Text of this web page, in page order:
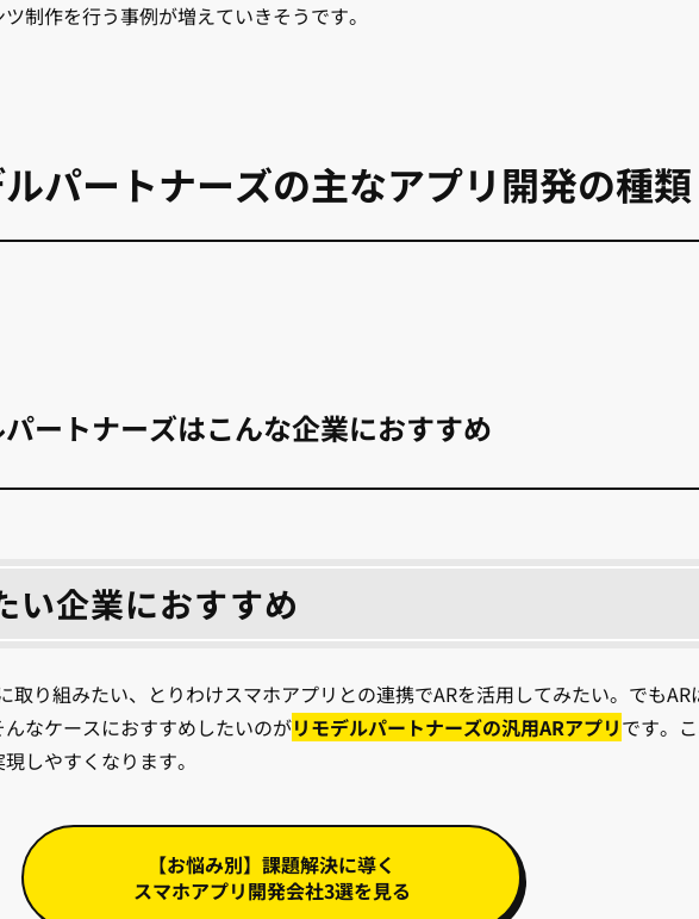
制作を行う事例が増えていきそうです。
パートナーズの主なアプリ開発の種類
ートナーズはこんな企業におすすめ
い企業におすすめ
取り組みたい、とりわけスマホアプリとの連携でARを活用してみたい。でもAR
なケースにおすすめしたいのがリモデルパートナーズの汎用ARアプリです。
しやすくなります。
【お悩み別】課題解決に導く
スマホアプリ開発会社3選を見る